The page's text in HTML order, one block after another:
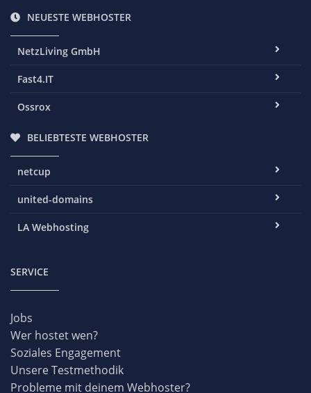
NEUESTE WEBHOSTER
NetzLiving GmbH
Fast4.IT
Ossrox
BELIEBTESTE WEBHOSTER
netcup
united-domains
LA Webhosting
SERVICE
Jobs
Wer hostet wen?
Soziales Engagement
Unsere Testmethodik
Probleme mit deinem Webhoster?